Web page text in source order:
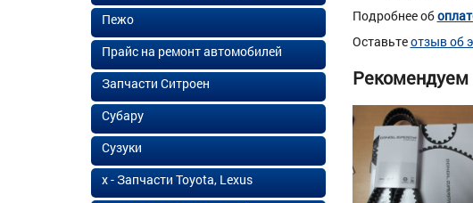
Подробнее об
Оставьтеотзыв об
Рекомендуем
Пежо
Прайс на ремонт автомобилей
Запчасти Ситроен
Субару
Сузуки
х - Запчасти Toyota, Lexus